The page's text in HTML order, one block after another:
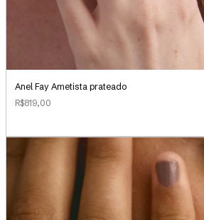
Anel Fay Ametista prateado
R$819,00